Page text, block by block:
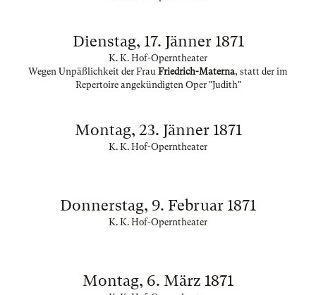
Dienstag, 17. Jänner 1871
K. K. Hof-Operntheater
Wegen Unpäßlichkeit der Frau Friedrich-Materna, statt der im
Repertoire angekündigten Oper "Judith"
Montag, 23. Jänner 1871
K. K. Hof-Operntheater
Donnerstag, 9. Februar 1871
K. K. Hof-Operntheater
Montag, 6. März 1871